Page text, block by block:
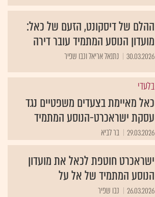
ההלם של דיסקונט, הזעם של כאל:
מועדון הנוסע המתמיד עובר דירה
30.03.2026 נתנאל אריאל ונבו שפיר
בלעדי
כאל מאיימת בצעדים משפטיים נגד
עסקת ישראכרט-הנוסע המתמיד
29.03.2026 בר לביא
ישראכרט חוטפת לכאל את מועדון
הנוסע המתמיד של אל על
26.03.2026 נבו שפיר